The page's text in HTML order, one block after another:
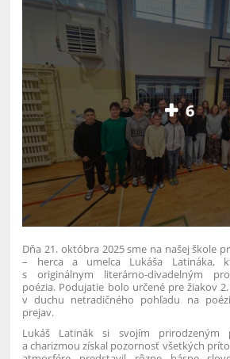
6
Dňa 21. októbra 2025 sme na našej škole
– herca a umelca Lukáša Latináka,
s originálnym literárno-divadelným
poézia. Podujatie bolo určené pre žiakov
v duchu netradičného pohľadu na
prejav.
Lukáš Latinák si svojím prirodzeným
a charizmou získal pozornosť všetkých